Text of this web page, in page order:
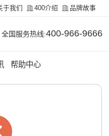
于我们 400介绍 品牌故事
全国服务热线:400-966-9666
帮助中心